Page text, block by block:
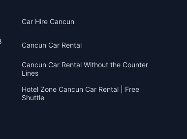
Car Hire Cancun
Cancun Car Rental
Cancun Car Rental Without the Counter
Lines
Hotel Zone Cancun Car Rental | Free
Shuttle